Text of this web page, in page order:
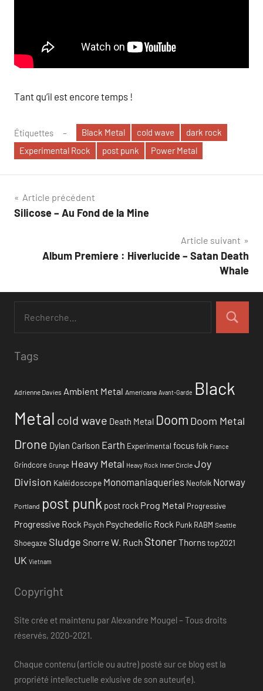
Tant qu’il est encore temps !
Étiquettes Black Metal cold wave
dark rock
Experimental Rock
post punk Power Metal
Navigation
de
Article précédent
Silicose – Au Fond de la Mine
Article suivant
Album Premiere : Hiverlucide – Satan Death
Whale
Tags
Adrienne Davies Ambient Metal Americana Avant-Garde Black
Metal cold wave Death Metal Doom Doom Metal
Drone Dylan Carlson Earth Experimental focusfolk France
Grindcore Grunge Heavy Metal Heavy Rock Inner Circle Joy
Division Kaléidoscope Monomaniaqueries Neofolk Norway
Portland post punk post rock Prog Metal Progressive
Progressive Rock Psych Psychedelic Rock Punk RABM Seattle
Shoegaze Sludge Snorre W. Ruch StonerThornstop2021
UK Vietnam
Copyright
Site crée et maintenu par Alexandre Mougel – Tous droits
réservés, 2020-2021.
Chaque contenu (article ou autre) posté sur ce blog est la
propriété intellectuelle exlusive de son auteur(e).